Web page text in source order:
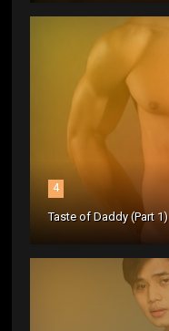
4
Taste of Daddy (Part 1)